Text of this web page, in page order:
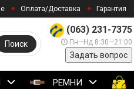
Оплата/Доставка Гарантия
(063) 231-7375
Пн—Нд 8:30—21:00
Задать вопрос
Поиск
РЕМНИ